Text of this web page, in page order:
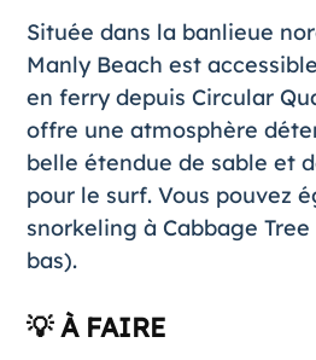
Située dans la banlieue
Manly Beach est
en ferry depuis Circular
offre une atmosphère
belle étendue de sable et
pour le surf. Vous pouvez
snorkeling à Cabbage
bas).
💡 À FAIRE